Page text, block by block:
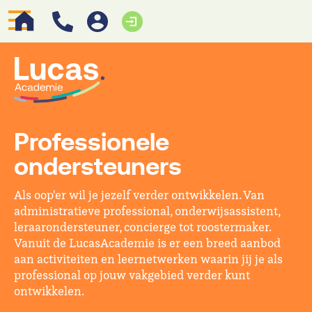
Professionele
ondersteuners
Als oop'er wil je jezelf verder ontwikkelen. Van
administratieve professional, onderwijsassistent,
leraarondersteuner, concierge tot roostermaker.
Vanuit de LucasAcademie is er een breed aanbod
aan activiteiten en leernetwerken waarin jij je als
professional op jouw vakgebied verder kunt
ontwikkelen.